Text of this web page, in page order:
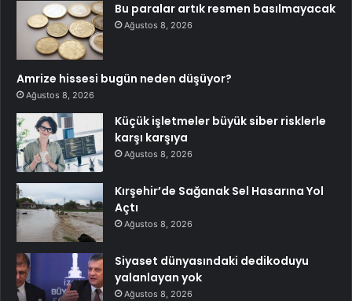
Bu paralar artık resmen basılmayacak
Ağustos 8, 2026
Amrize hissesi bugün neden düşüyor?
Ağustos 8, 2026
Küçük işletmeler büyük siber risklerle
karşı karşıya
Ağustos 8, 2026
Kırşehir’de Sağanak Sel Hasarına Yol
Açtı
Ağustos 8, 2026
Siyaset dünyasındaki dedikoduyu
yalanlayan yok
Ağustos 8, 2026